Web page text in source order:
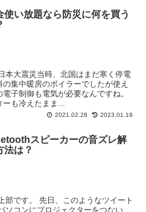
使い放題なら防災に何を買う
本大震災当時、北国はまだ寒く停電
集中暖房のボイラーでしたが使え
子制御も電気が必要なんですね。
ーも冷えたまま...
2021.02.28 2023.01.19
スピーカーの音ズレ解
法は？
部です。 先日、このようなツイート
ソコンにプロジェクターをつない